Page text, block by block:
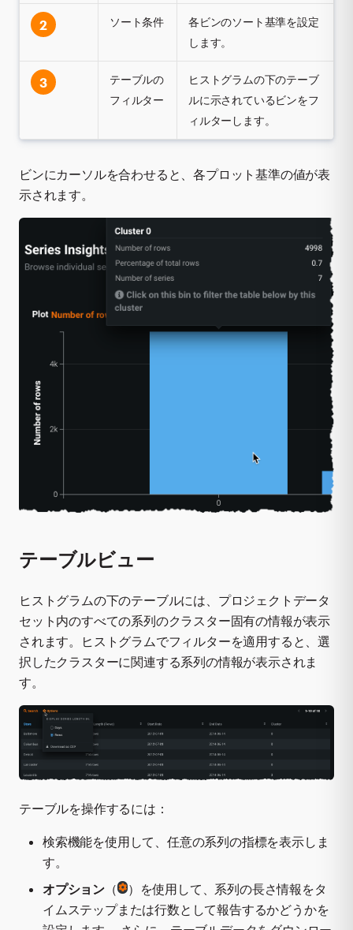
2 ソート条件
各ビンのソート基準を設定
します。
3
テーブルの
フィルター
ヒストグラムの下のテーブ
ルに示されているビンをフ
ィルターします。
ビンにカーソルを合わせると、各プロット基準の値が表
示されます。
テーブルビュー
ヒストグラムの下のテーブルには、プロジェクトデータ
セット内のすべての系列のクラスター固有の情報が表示
されます。ヒストグラムでフィルターを適用すると、選
択したクラスターに関連する系列の情報が表示されま
す。
テーブルを操作するには：
検索機能を使用して、任意の系列の指標を表示しま
す。
オプション （
）を使用して、系列の長さ情報をタ
イムステップまたは行数として報告するかどうかを